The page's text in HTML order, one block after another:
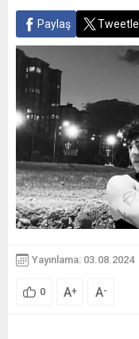
Paylaş Tweetle
Yayınlama: 03.08.2024
0 A+ A-